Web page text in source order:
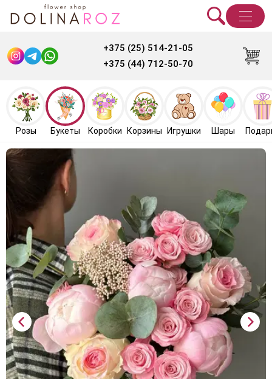
+375 (25) 514-21-05
+375 (44) 712-50-70
Розы Букеты Коробки Корзины Игрушки Шары